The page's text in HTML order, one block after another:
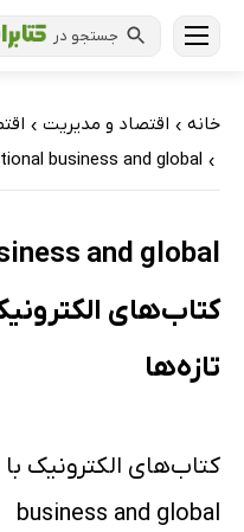
جستجو در
خانه › اقتصاد و مدیریت ›
›
business and global
کتاب‌های
تازه‌ها
business and global